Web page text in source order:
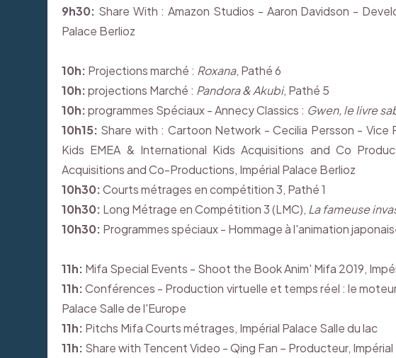
9h30: Share With : Amazon Studios - Aaron Davidson -
Palace Berlioz
10h: Projections marché : Roxana, Pathé 6
10h:projections Marché : Pandora & Akubi, Pathé 5
10h:programmes Spéciaux - Annecy Classics : Gwen, le livre
10h15: Share with : Cartoon Network - Cecilia Persson -
Kids EMEA & International Kids Acquisitions and Co
Acquisitions and Co-Productions, Impérial Palace Berlioz
10h30:Courts métrages en compétition 3, Pathé 1
10h30: Long Métrage en Compétition 3 (LMC), La fameuse
10h30: Programmes spéciaux - Hommage à l'animation
11h: Mifa Special Events - Shoot the Book Anim' Mifa 2019,
11h:Conférences - Production virtuelle et temps réel : le
Palace Salle de l'Europe
11h: Pitchs Mifa Courts métrages, Impérial Palace Salle du lac
11h: Share with Tencent Video - Qing Fan – Producteur, Impérial